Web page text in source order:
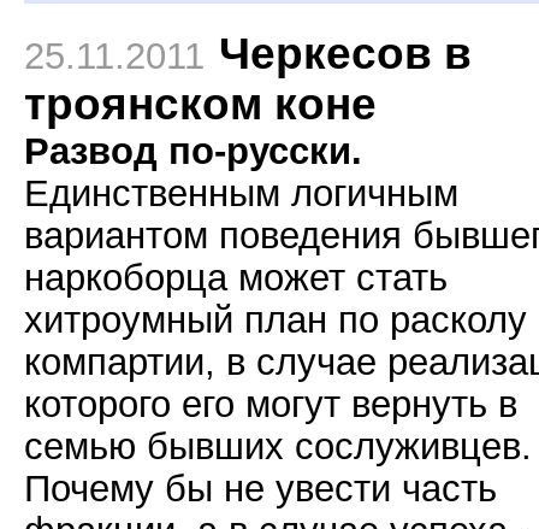
25.11.2011 Черкесов в
троянском коне
Развод по-русски.
Единственным логичным
вариантом поведения
наркоборца может стать
хитроумный план по расколу
компартии, в случае
которого его могут вернуть в
семью бывших сослуживцев.
Почему бы не увести часть